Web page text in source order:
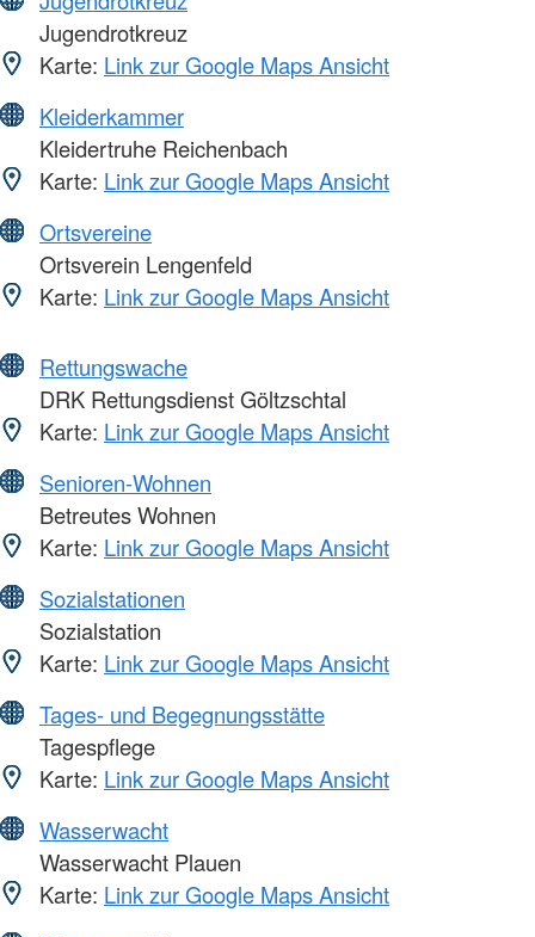
Jugendrotkreuz
Karte: Link zur Google Maps Ansicht
Kleiderkammer
Kleidertruhe Reichenbach
Karte: Link zur Google Maps Ansicht
Ortsvereine
Ortsverein Lengenfeld
Karte: Link zur Google Maps Ansicht
Rettungswache
DRK Rettungsdienst Göltzschtal
Karte: Link zur Google Maps Ansicht
Senioren-Wohnen
Betreutes Wohnen
Karte: Link zur Google Maps Ansicht
Sozialstationen
Sozialstation
Karte: Link zur Google Maps Ansicht
Tages- und Begegnungsstätte
Tagespflege
Karte: Link zur Google Maps Ansicht
Wasserwacht
Wasserwacht Plauen
Karte: Link zur Google Maps Ansicht